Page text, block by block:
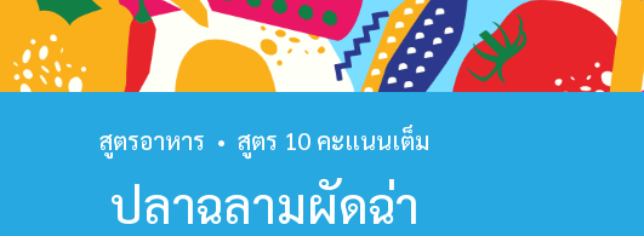
สูตรอาหาร • สูตร 10 คะแนนเต็ม
ปลาฉลามผัดฉ่า